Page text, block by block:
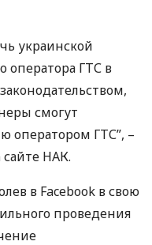
украинской
оператора ГТС в
смогут
оператором ГТС”, –
НАК.
в Facebook в свою
проведения